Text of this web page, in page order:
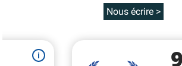
Nous écrire >